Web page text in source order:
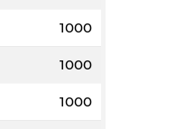
1000
1000
1000